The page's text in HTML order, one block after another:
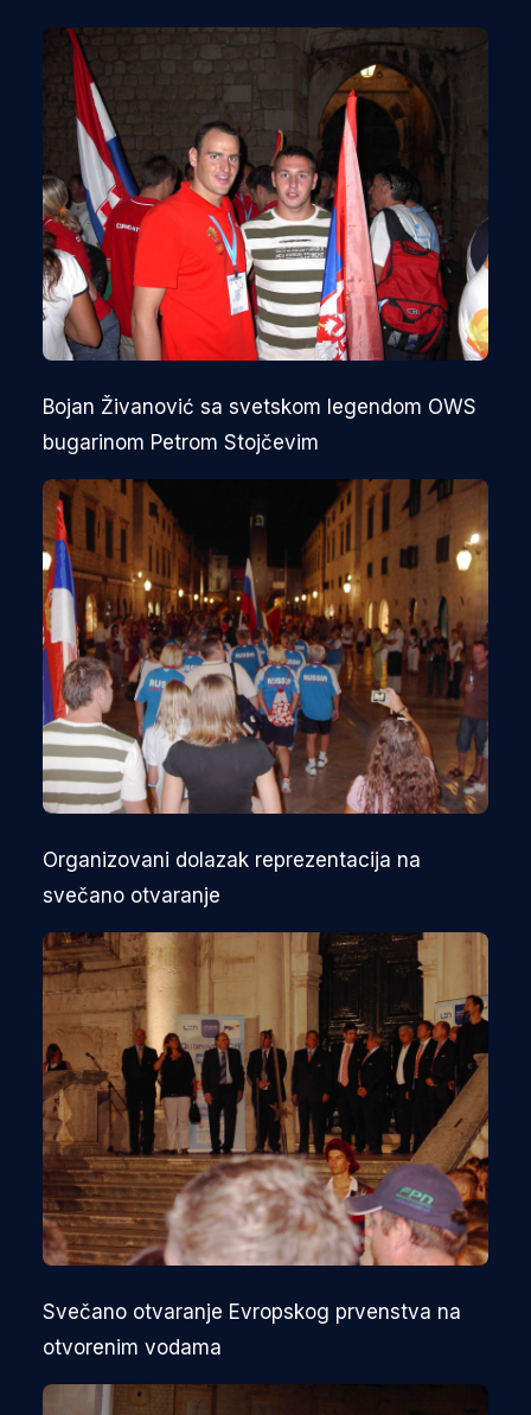
Bojan Živanović sa svetskom legendom OWS
bugarinom Petrom Stojčevim
Organizovani dolazak reprezentacija na
svečano otvaranje
Svečano otvaranje Evropskog prvenstva na
otvorenim vodama